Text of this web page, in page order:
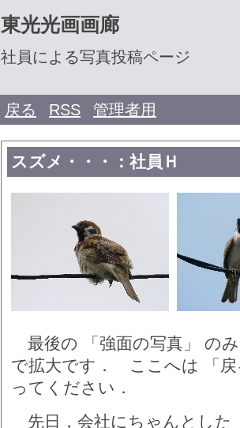
東光光画画廊
社員による写真投稿ページ
戻る RSS 管理者用
スズメ・・・：社員Ｈ
最後の 「強面の写真」 の
で拡大です． ここへは 「戻
ってください．
先日，会社にちゃんとした